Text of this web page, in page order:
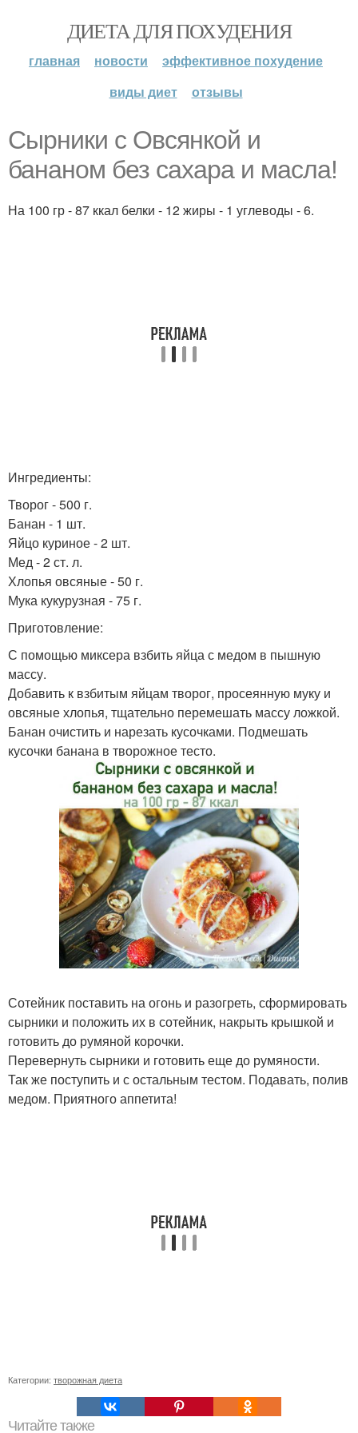
ДИЕТА ДЛЯ ПОХУДЕНИЯ
главная новости
эффективное похудение
виды диет
отзывы
Сырники с Овсянкой и
бананом без сахара и масла!
На 100 гр - 87 ккал белки - 12 жиры - 1 углеводы - 6.
Ингредиенты:
Творог - 500 г.
Банан - 1 шт.
Яйцо куриное - 2 шт.
Мед - 2 ст. л.
Хлопья овсяные - 50 г.
Мука кукурузная - 75 г.
Приготовление:
С помощью миксера взбить яйца с медом в пышную
массу.
Добавить к взбитым яйцам творог, просеянную муку и
овсяные хлопья, тщательно перемешать массу ложкой.
Банан очистить и нарезать кусочками. Подмешать
кусочки банана в творожное тесто.
Сотейник поставить на огонь и разогреть, сформировать
сырники и положить их в сотейник, накрыть крышкой и
готовить до румяной корочки.
Перевернуть сырники и готовить еще до румяности.
Так же поступить и с остальным тестом. Подавать, полив
медом. Приятного аппетита!
Категории: творожная диета
Читайте также